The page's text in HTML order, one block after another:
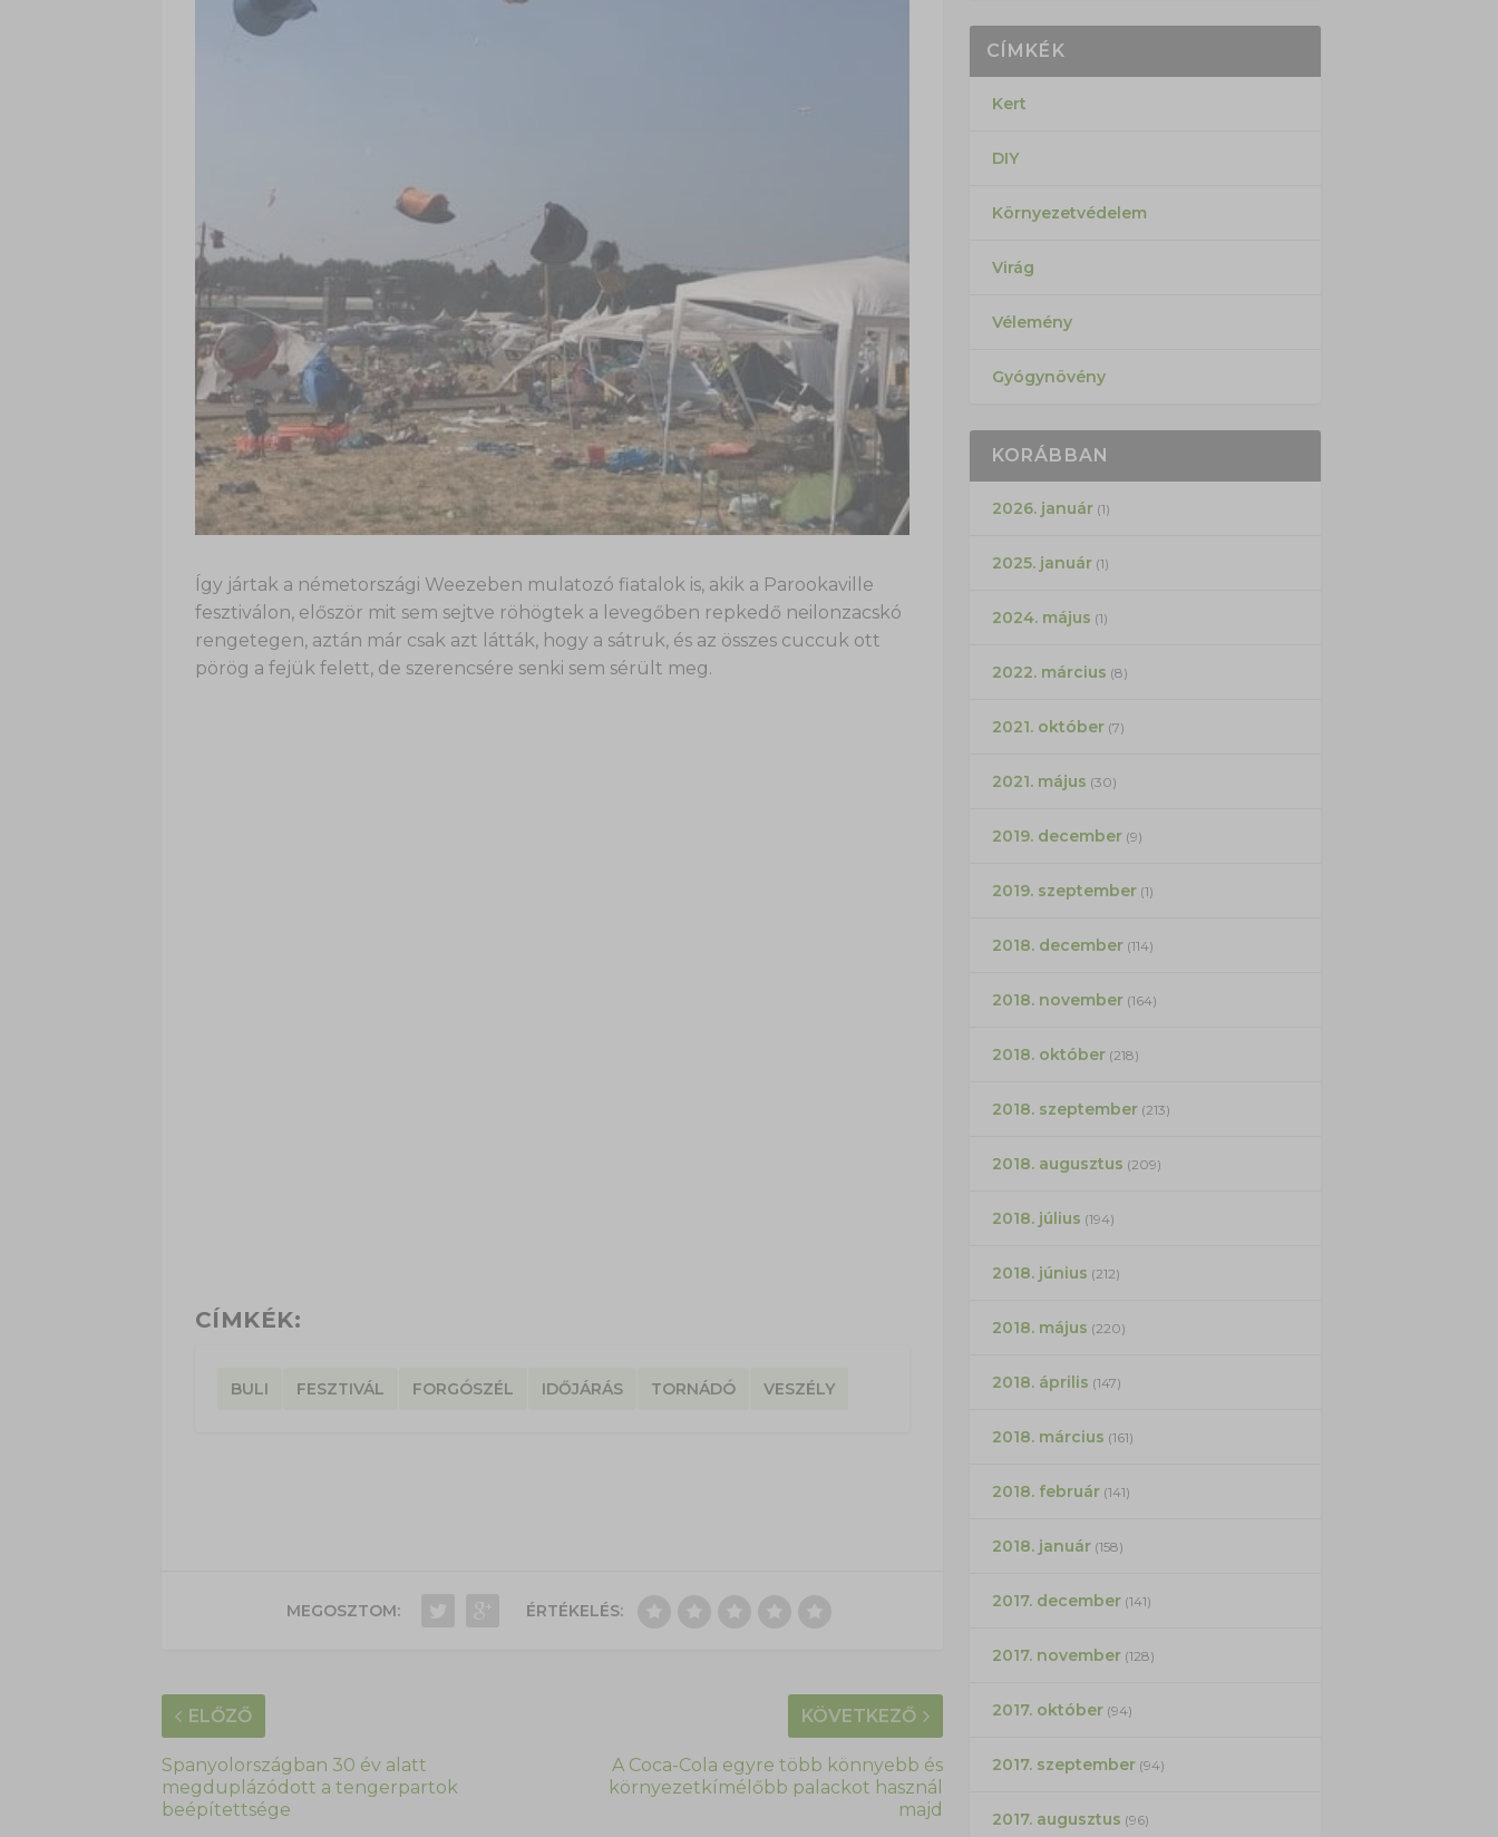
Így jártak a németországi Weezeben mulatozó fiatalok is, akik a Parookaville
fesztiválon, először mit sem sejtve röhögtek a levegőben repkedő neilonzacskó
rengetegen, aztán már csak azt látták, hogy a sátruk, és az összes cuccuk ott
pörög a fejük felett, de szerencsére senki sem sérült meg.
CÍMKÉK:
BULI FESZTIVÁL FORGÓSZÉL IDŐJÁRÁS TORNÁDÓ VESZÉLY
MEGOSZTOM: ÉRTÉKELÉS:
ELŐZŐ
Spanyolországban 30 év alatt
megduplázódott a tengerpartok
beépítettsége
KÖVETKEZŐ
A Coca-Cola egyre több könnyebb és
környezetkímélőbb palackot használ
majd
CÍMKÉK
Kert
DIY
Környezetvédelem
Virág
Vélemény
Gyógynövény
KORÁBBAN
2026. január(1)
2025. január(1)
2024. május (1)
2022. március (8)
2021. október(7)
2021. május (30)
2019. december(9)
2019. szeptember(1)
2018. december(114)
2018. november(164)
2018. október(218)
2018. szeptember(213)
2018. augusztus (209)
2018. július (194)
2018. június (212)
2018. május (220)
2018. április (147)
2018. március (161)
2018. február(141)
2018. január(158)
2017. december(141)
2017. november(128)
2017. október(94)
2017. szeptember(94)
2017. augusztus (96)